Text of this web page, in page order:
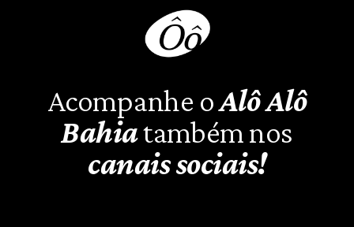
Acompanhe oAlô Alô
Bahiatambém nos
canais sociais!